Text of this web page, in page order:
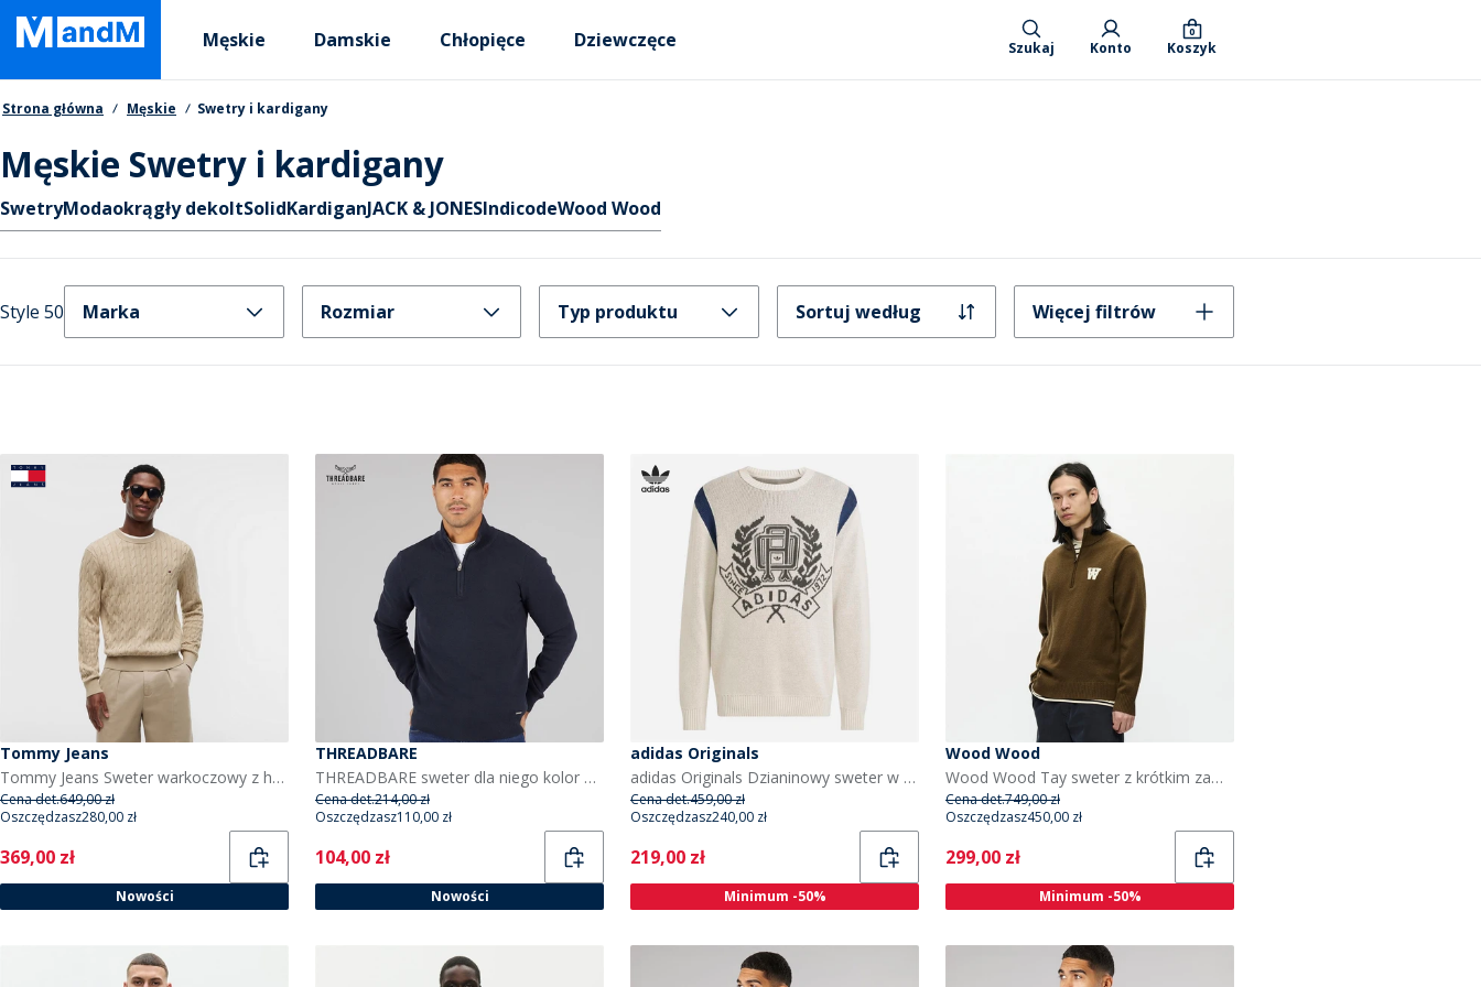
Skip
main
content
Primary departments
Męskie Damskie Chłopięce Dziewczęce Szukaj Konto Koszyk
0
Nawigacja okruszkowa
Strona główna Męskie Swetry i kardigany
Męskie Swetry i kardigany
Skróty
SwetryModaokrągły dekoltSolidKardiganJACK & JONESIndicodeWood Wood
Style 50 Marka Rozmiar Typ produktu Sortuj według Więcej filtrów
Tommy Jeans
Tommy Jeans Sweter warkoczowy z haftowaną flagą dla niego kolor Sandalwood
Cena det.649,00 zł
Oszczędzasz280,00 zł
Current
369,00 zł
Nowości
THREADBARE
THREADBARE sweter dla niego kolor granatowy
Cena det.214,00 zł
Oszczędzasz110,00 zł
Current
104,00 zł
Nowości
adidas Originals
adidas Originals Dzianinowy sweter w stylu college z grafiką dla niego kolor Wonder Alumina
Cena det.459,00 zł
Oszczędzasz240,00 zł
Current
219,00 zł
Minimum -50%
Wood Wood
Wood Wood Tay sweter z krótkim zamkiem dla niego kolor Desert Palm
Cena det.749,00 zł
Oszczędzasz450,00 zł
Current
299,00 zł
Minimum -50%